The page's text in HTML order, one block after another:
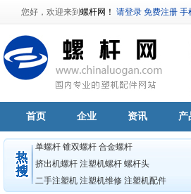
您好，欢迎来到 螺杆网！ 请登录 免费注册 手
首页 企业 资讯 产
单螺杆 锥双螺杆 合金螺杆
挤出机螺杆 注塑机螺杆 螺杆头
二手注塑机 注塑机维修 注塑机配件